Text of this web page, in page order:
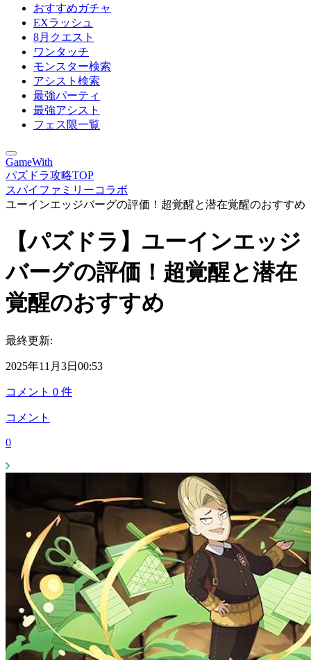
おすすめガチャ
EXラッシュ
8月クエスト
ワンタッチ
モンスター検索
アシスト検索
最強パーティ
最強アシスト
フェス限一覧
GameWith
パズドラ攻略TOP
スパイファミリーコラボ
ユーインエッジバーグの評価！超覚醒と潜在覚醒のおすすめ
【パズドラ】ユーインエッジ
バーグの評価！超覚醒と潜在
覚醒のおすすめ
最終更新:
2025年11月3日00:53
コメント 0 件
コメント
0